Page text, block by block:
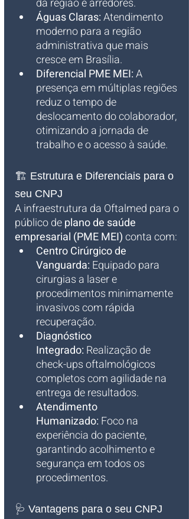
da região e arredores.
Águas Claras: Atendimento
moderno para a região
administrativa que mais
cresce em Brasília.
Diferencial PME MEI: A
presença em múltiplas regiões
reduz o tempo de
deslocamento do colaborador,
otimizando a jornada de
trabalho e o acesso à saúde.
🏗️ Estrutura e Diferenciais para o
seu CNPJ
A infraestrutura da Oftalmed para o
público de plano de saúde
empresarial (PME MEI) conta com:
Centro Cirúrgico de
Vanguarda: Equipado para
cirurgias a laser e
procedimentos minimamente
invasivos com rápida
recuperação.
Diagnóstico
Integrado: Realização de
check-ups oftalmológicos
completos com agilidade na
entrega de resultados.
Atendimento
Humanizado: Foco na
experiência do paciente,
garantindo acolhimento e
segurança em todos os
procedimentos.
🩺 Vantagens para o seu CNPJ